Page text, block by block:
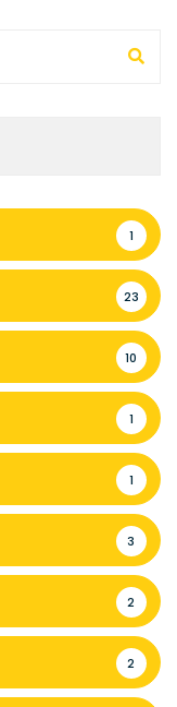
1
23
10
1
1
3
2
2